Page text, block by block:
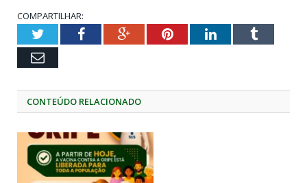
COMPARTILHAR:
TwitterFacebookGoogle+PinterestLinkedInTumblr
Email
CONTEÚDO RELACIONADO